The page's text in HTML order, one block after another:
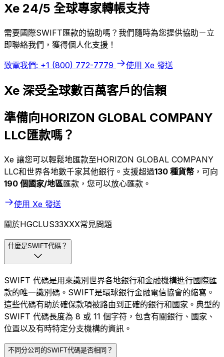
Xe 24/5 全球專家轉帳支持
需要國際SWIFT匯款的協助嗎？我們隨時為您提供協助－立
即聯絡我們，獲得個人化支援！
致電我們: +1 (800) 772-7779 使用 Xe 發送
Xe 深受全球數百萬客戶的信賴
準備向HORIZON GLOBAL COMPANY
LLC匯款嗎？
Xe 讓您可以輕鬆地匯款至HORIZON GLOBAL COMPANY
LLC和世界各地數千家其他銀行。支援超過130 種貨幣 ，可向
190 個國家/地區匯款，您可以放心匯款。
使用 Xe 發送
關於HGCLUS33XXX常見問題
什麼是SWIFT代碼？
SWIFT 代碼是用來識別世界各地銀行和金融機構進行國際匯
款的唯一識別碼。SWIFT是環球銀行金融電信協會的縮寫。
這些代碼有助於確保款項被路由到正確的銀行和國家。典型的
SWIFT 代碼長度為 8 或 11 個字符，包含有關銀行、國家、
位置以及有時特定分支機構的資訊。
不同分公司的SWIFT代碼是否相同？